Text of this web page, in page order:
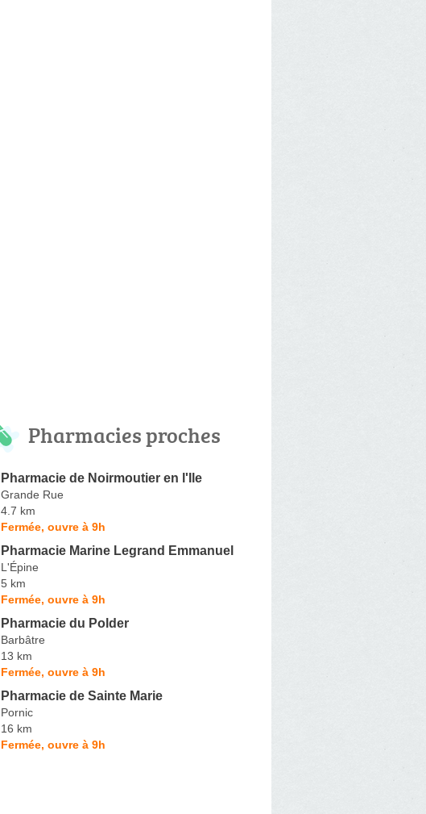
Pharmacies proches
Pharmacie de Noirmoutier en l'Ile
Grande Rue
4.7 km
Fermée, ouvre à 9h
Pharmacie Marine Legrand Emmanuel
L'Épine
5 km
Fermée, ouvre à 9h
Pharmacie du Polder
Barbâtre
13 km
Fermée, ouvre à 9h
Pharmacie de Sainte Marie
Pornic
16 km
Fermée, ouvre à 9h